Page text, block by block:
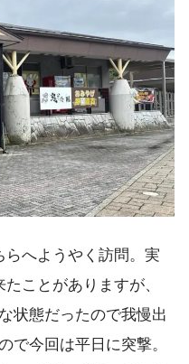
へようやく訪問。実
ことがありますが、
状態だったので我慢出
で今回は平日に突撃。